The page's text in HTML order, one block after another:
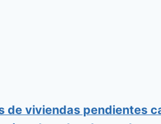
de viviendas pendientes